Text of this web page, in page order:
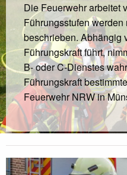
Die Feuerwehr arbeitet
Führungsstufen
beschrieben. Abhängig
Führungskraft führt,
B- oder C-Dienstes
Führungskraft
Feuerwehr NRW in